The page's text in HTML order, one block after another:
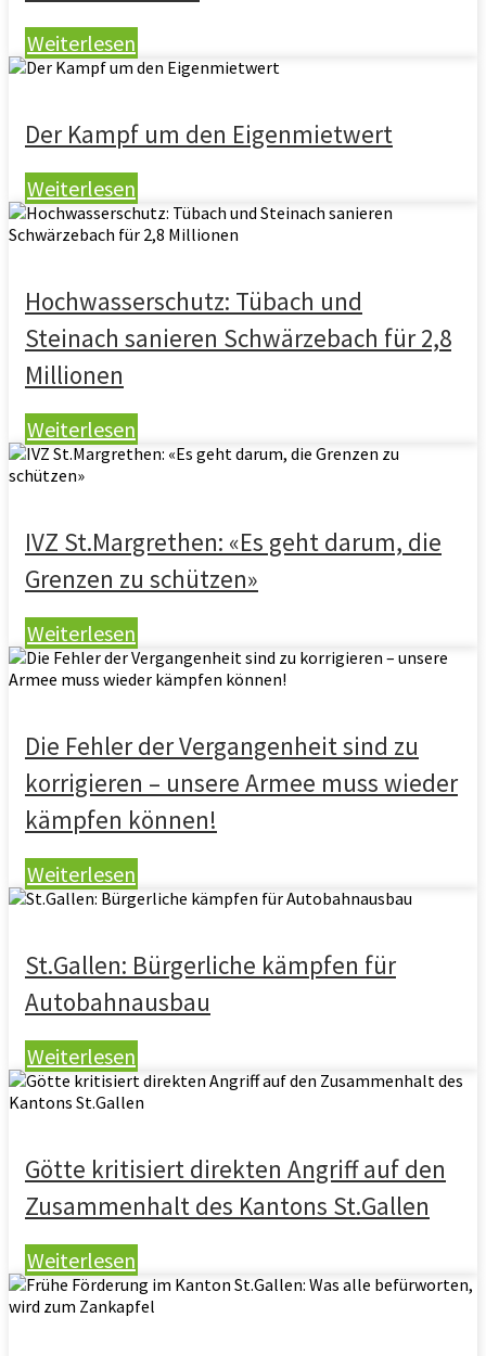
Weiterlesen
Der Kampf um den Eigenmietwert
Weiterlesen
Hochwasserschutz: Tübach und
Steinach sanieren Schwärzebach für 2,8
Millionen
Weiterlesen
IVZ St.Margrethen: «Es geht darum, die
Grenzen zu schützen»
Weiterlesen
Die Fehler der Vergangenheit sind zu
korrigieren – unsere Armee muss wieder
kämpfen können!
Weiterlesen
St.Gallen: Bürgerliche kämpfen für
Autobahnausbau
Weiterlesen
Götte kritisiert direkten Angriff auf den
Zusammenhalt des Kantons St.Gallen
Weiterlesen